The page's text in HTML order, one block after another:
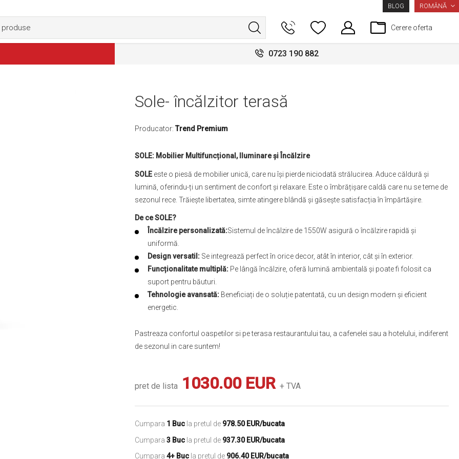
BLOG LIMBA
ROMÂNĂ
Cerere oferta
0723 190 882
Sole- încălzitor terasă
Producator: Trend Premium
SOLE: Mobilier Multifuncțional, Iluminare și Încălzire
SOLE este o piesă de mobilier unică, care nu își pierde niciodată strălucirea. Aduce căldură și
lumină, oferindu-ți un sentiment de confort și relaxare. Este o îmbrățișare caldă care nu se teme de
sezonul rece. Trăiește libertatea, simte atingere blândă și găsește satisfacția în împărtășire.
De ce SOLE?
Încălzire personalizată:Sistemul de încălzire de 1550W asigură o încălzire rapidă și
uniformă.
Design versatil: Se integrează perfect în orice decor, atât în interior, cât și în exterior.
Funcționalitate multiplă: Pe lângă încălzire, oferă lumină ambientală și poate fi folosit ca
suport pentru băuturi.
Tehnologie avansată: Beneficiați de o soluție patentată, cu un design modern și eficient
energetic.
Pastreaza confortul oaspetilor si pe terasa restaurantului tau, a cafenelei sau a hotelului, indiferent
de sezonul in care suntem!
pret de lista 1030.00 EUR+ TVA
Cumpara 1 Buc la pretul de 978.50 EUR/bucata
Cumpara3 Buc la pretul de 937.30 EUR/bucata
Cumpara4+ Buc la pretul de 906.40 EUR/bucata